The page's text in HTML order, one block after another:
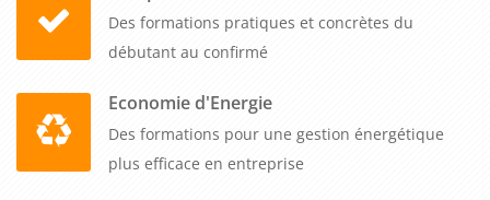
Des formations pratiques et concrètes du
débutant au confirmé
Economie d'Energie
Des formations pour une gestion énergétique
plus efficace en entreprise